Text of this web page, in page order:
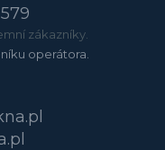
zákazníky.
operátora.